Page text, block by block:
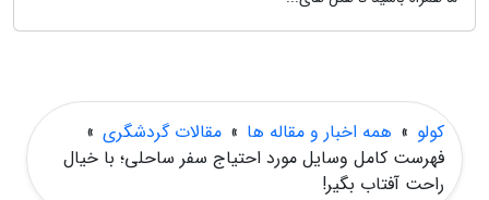
کولو » همه اخبار و مقاله ها » مقالات گردشگری »
فهرست کامل وسایل مورد احتیاج سفر ساحلی؛ با خیال
راحت آفتاب بگیر!